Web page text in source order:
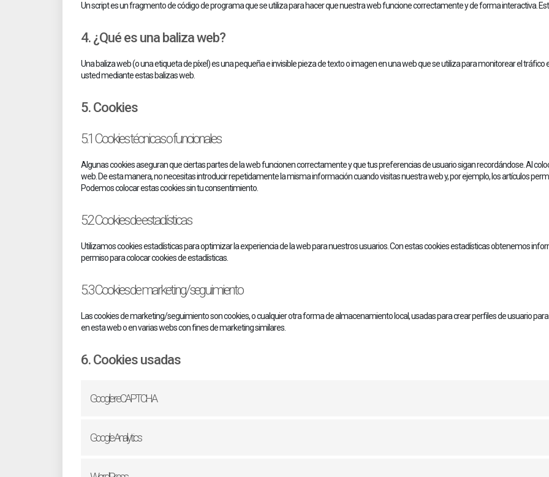
Un script es un fragmento de código de programa que se utiliza para hacer que nuestra web funcione correctamente y de forma interactiva.
4. ¿Qué es una baliza web?
Una baliza web (o una etiqueta de píxel) es una pequeña e invisible pieza de texto o imagen en una web que se utiliza para monitorear el
usted mediante estas balizas web.
5. Cookies
5.1 Cookies técnicas o funcionales
Algunas cookies aseguran que ciertas partes de la web funcionen correctamente y que tus preferencias de usuario sigan recordándose. Al
web. De esta manera, no necesitas introducir repetidamente la misma información cuando visitas nuestra web y, por ejemplo, los artículos
Podemos colocar estas cookies sin tu consentimiento.
5.2 Cookies de estadísticas
Utilizamos cookies estadísticas para optimizar la experiencia de la web para nuestros usuarios. Con estas cookies estadísticas obtenemos
permiso para colocar cookies de estadísticas.
5.3 Cookies de marketing/seguimiento
Las cookies de marketing/seguimiento son cookies, o cualquier otra forma de almacenamiento local, usadas para crear perfiles de usuario
en esta web o en varias webs con fines de marketing similares.
6. Cookies usadas
Google reCAPTCHA
Google Analytics